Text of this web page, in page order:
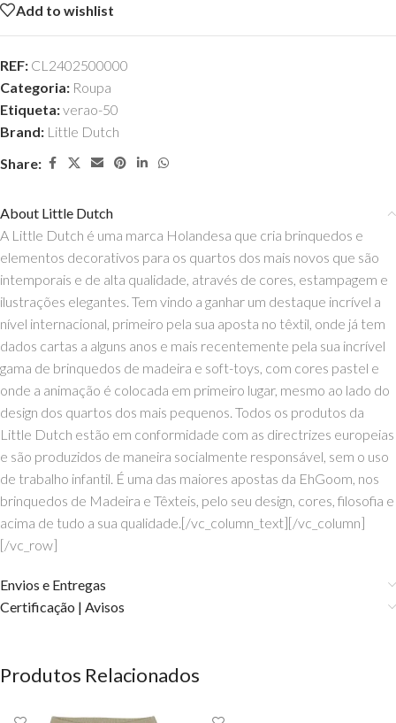
Add to wishlist
REF: CL2402500000
Categoria: Roupa
Etiqueta:verao-50
Brand: Little Dutch
Share:
About Little Dutch
A Little Dutch é uma marca Holandesa que cria brinquedos e
elementos decorativos para os quartos dos mais novos que são
intemporais e de alta qualidade, através de cores, estampagem e
ilustrações elegantes. Tem vindo a ganhar um destaque incrível a
nível internacional, primeiro pela sua aposta no têxtil, onde já tem
dados cartas a alguns anos e mais recentemente pela sua incrível
gama de brinquedos de madeira e soft-toys, com cores pastel e
onde a animação é colocada em primeiro lugar, mesmo ao lado do
design dos quartos dos mais pequenos. Todos os produtos da
Little Dutch estão em conformidade com as directrizes europeias
e são produzidos de maneira socialmente responsável, sem o uso
de trabalho infantil. É uma das maiores apostas da EhGoom, nos
brinquedos de Madeira e Têxteis, pelo seu design, cores, filosofia e
acima de tudo a sua qualidade.[/vc_column_text][/vc_column]
[/vc_row]
Envios e Entregas
Certificação | Avisos
Produtos Relacionados